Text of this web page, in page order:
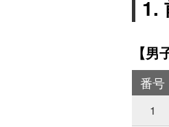
1.
【男
番号
1